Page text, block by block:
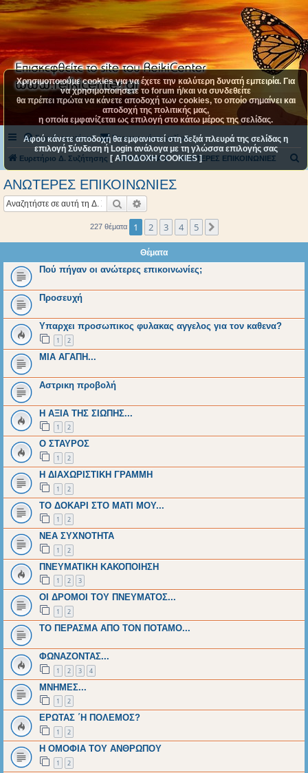
Συχνές ερωτήσεις Επικοινωνήστε μαζί μας
Ευρετήριο Δ. Συζήτησης ΚΑΤΗΓΟΡΙΑ 2 ΑΝΩΤΕΡΕΣ ΕΠΙΚΟΙΝΩΝΙΕΣ
η
ΑΝΩΤΕΡΕΣ ΕΠΙΚΟΙΝΩΝΙΕΣ
Αναζήτηση
227 θέματα 1 2 3 4 5
Θέματα
Πού πήγαν οι ανώτερες επικοινωνίες;
Προσευχή
Υπαρχει προσωπικος φυλακας αγγελος για τον καθενα?
1 2
ΜΙΑ ΑΓΑΠΗ...
Αστρικη προβολή
Η ΑΞΙΑ ΤΗΣ ΣΙΩΠΗΣ...
1 2
Ο ΣΤΑΥΡΟΣ
1 2
Η ΔΙΑΧΩΡΙΣΤΙΚΗ ΓΡΑΜΜΗ
1 2
ΤΟ ΔΟΚΑΡΙ ΣΤΟ ΜΑΤΙ ΜΟΥ...
1 2
ΝΕΑ ΣΥΧΝΟΤΗΤΑ
1 2
ΠΝΕΥΜΑΤΙΚΗ ΚΑΚΟΠΟΙΗΣΗ
1 2 3
ΟΙ ΔΡΟΜΟΙ ΤΟΥ ΠΝΕΥΜΑΤΟΣ...
1 2
ΤΟ ΠΕΡΑΣΜΑ ΑΠΟ ΤΟΝ ΠΟΤΑΜΟ...
ΦΩΝΑΖΟΝΤΑΣ...
1 2 3 4
ΜΝΗΜΕΣ...
1 2
ΕΡΩΤΑΣ ΄Η ΠΟΛΕΜΟΣ?
1 2
H OMOΦΙΑ ΤΟΥ ΑΝΘΡΩΠΟΥ
1 2
Χρησιμοποιούμε cookies για να έχετε την καλύτερη δυνατή εμπειρία. Για
να χρησιμοποιήσετε το forum ή/και να συνδεθείτε
θα πρέπει πρώτα να κάνετε αποδοχή των cookies, το οποίο σημαίνει και
αποδοχή της πολιτικής μας,
η οποία εμφανίζεται ως επιλογή στο κάτω μέρος της σελίδας.
Αφού κάνετε αποδοχή θα εμφανιστεί στη δεξιά πλευρά της σελίδας η
επιλογή Σύνδεση ή Login ανάλογα με τη γλώσσα επιλογής σας
[ ΑΠΟΔΟΧΗ COOKIES ]